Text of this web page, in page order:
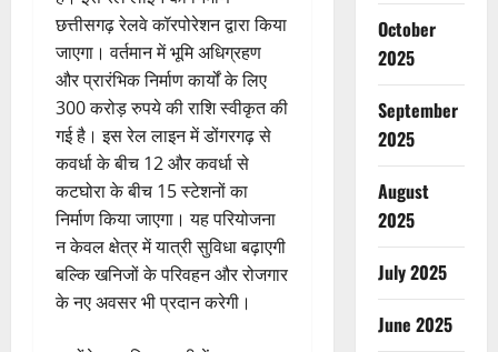
छत्तीसगढ़ रेलवे कॉरपोरेशन द्वारा किया
जाएगा। वर्तमान में भूमि अधिग्रहण
और प्रारंभिक निर्माण कार्यों के लिए
300 करोड़ रुपये की राशि स्वीकृत की
गई है। इस रेल लाइन में डोंगरगढ़ से
कवर्धा के बीच 12 और कवर्धा से
कटघोरा के बीच 15 स्टेशनों का
निर्माण किया जाएगा। यह परियोजना
न केवल क्षेत्र में यात्री सुविधा बढ़ाएगी
बल्कि खनिजों के परिवहन और रोजगार
के नए अवसर भी प्रदान करेगी।
October
2025
September
2025
August
2025
July 2025
June 2025